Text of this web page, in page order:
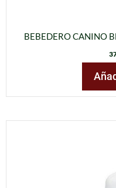
BEBEDERO CANINO